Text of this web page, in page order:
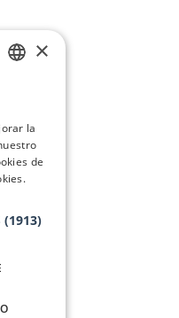
×
la
de
(1913)